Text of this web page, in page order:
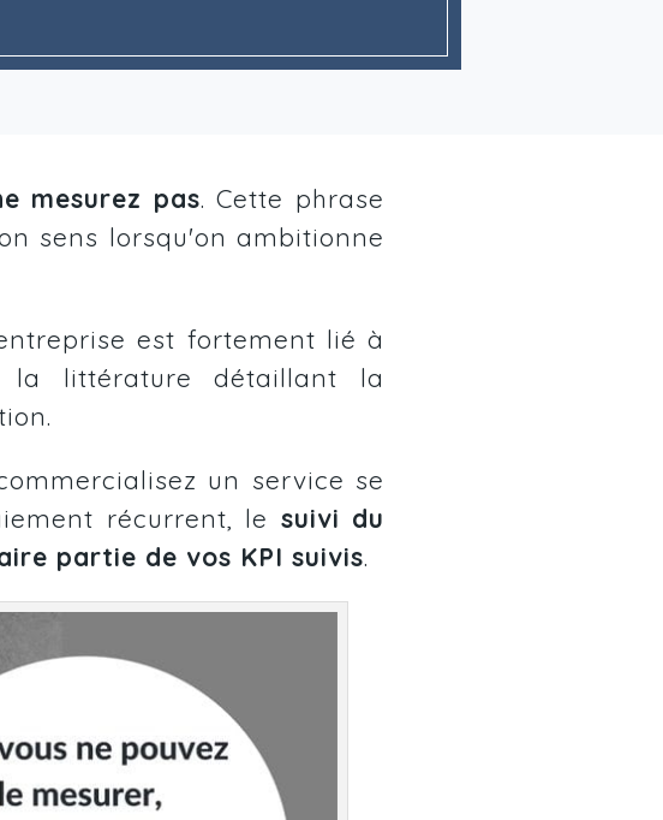
mesurez pas. Cette phrase
sens lorsqu'on ambitionne
est fortement lié à
la littérature détaillant la
un service se
récurrent, le suivi du
partie de vos KPI suivis.